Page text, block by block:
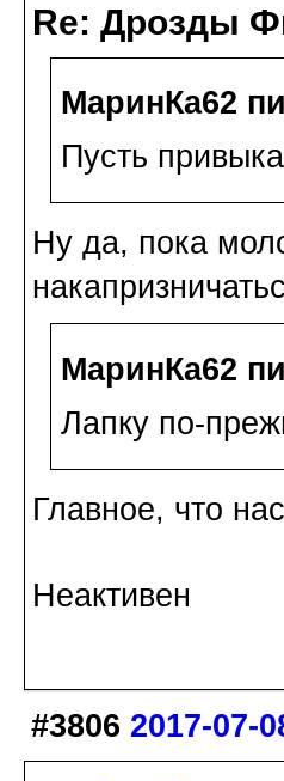
Re: Дрозды
МаринКа62
Пусть
Ну да, пока
МаринКа62
Лапку по-
Главное, что
Неактивен
#3806 2017-07-